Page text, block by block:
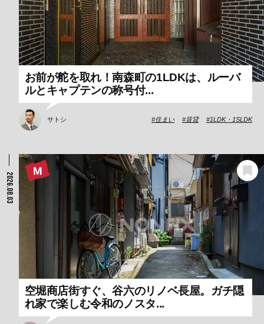
お前が舵を取れ！南森町の1LDKは、ルーバ
ルとキャプテンの称号付...
サトシ 住まい 賃貸 1LDK・1SLDK
2026.08.03
空堀商店街すぐ、谷六のリノベ長屋。ガチ隠
れ家で楽しむ令和のノスタ...